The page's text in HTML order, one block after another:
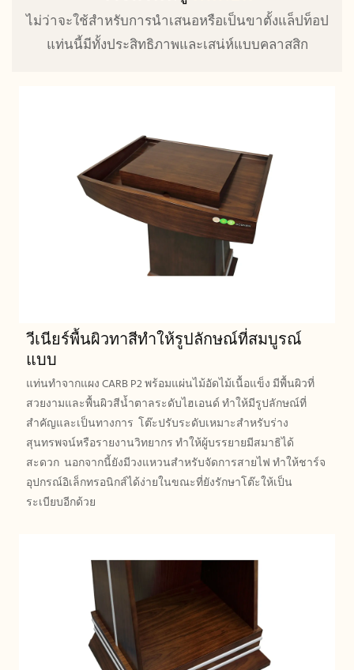
ไม่ว่าจะใช้สำหรับการนำเสนอหรือเป็นขาตั้งแล็ปท็อป
แท่นนี้มีทั้งประสิทธิภาพและเสน่ห์แบบคลาสสิก
วีเนียร์พื้นผิวทาสีทำให้รูปลักษณ์ที่สมบูรณ์
แบบ
แท่นทำจากแผง CARB P2 พร้อมแผ่นไม้อัดไม้เนื้อแข็ง มีพื้นผิวที่
สวยงามและพื้นผิวสีน้ำตาลระดับไฮเอนด์ ทำให้มีรูปลักษณ์ที่
สำคัญและเป็นทางการ โต๊ะปรับระดับเหมาะสำหรับร่าง
สุนทรพจน์หรือรายงานวิทยากร ทำให้ผู้บรรยายมีสมาธิได้
สะดวก นอกจากนี้ยังมีวงแหวนสำหรับจัดการสายไฟ ทำให้ชาร์จ
อุปกรณ์อิเล็กทรอนิกส์ได้ง่ายในขณะที่ยังรักษาโต๊ะให้เป็น
ระเบียบอีกด้วย